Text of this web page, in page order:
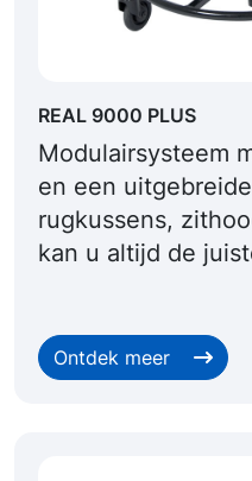
REAL 9000 PLUS
Modulairsysteem
en een
rugkussens,
kan u altijd de
Ontdek meer